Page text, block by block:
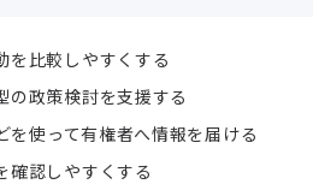
を比較しやすくする
の政策検討を支援する
使って有権者へ情報を届ける
確認しやすくする